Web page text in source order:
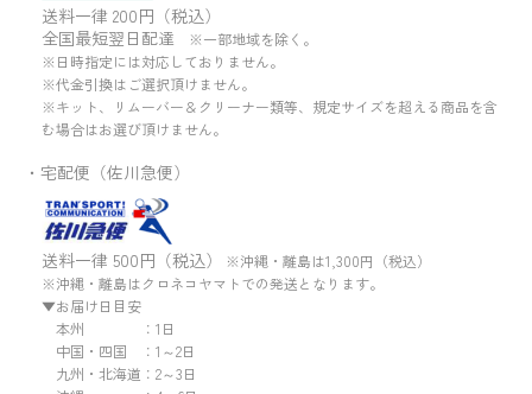
送料一律 200円（税込）
全国最短翌日配達 ※一部地域を除く。
※日時指定には対応しておりません。
※代金引換はご選択頂けません。
※キット、リムーバー＆クリーナー類等、規定サイズを超える商品を含
む場合はお選び頂けません。
・宅配便（佐川急便）
送料一律 500円（税込）
※沖縄・離島は1,300円（税込）
※沖縄・離島はクロネコヤマトでの発送となります。
▼お届け日目安
本州 ：1日
中国・四国 ：1～2日
九州・北海道：2～3日